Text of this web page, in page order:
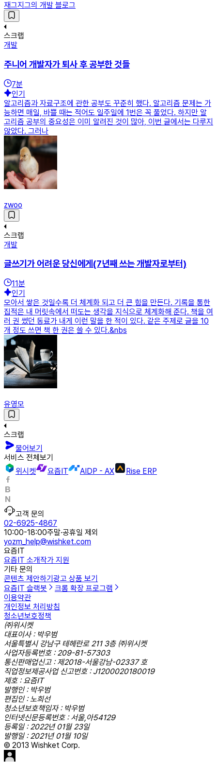
재그지그의 개발 블로그
스크랩
개발
주니어 개발자가 퇴사 후 공부한 것들
7분
인기
알고리즘과 자료구조에 관한 공부도 꾸준히 했다. 알고리즘 문제는 가
능하면 매일, 바쁠 때는 적어도 일주일에 1번은 꼭 풀었다. 하지만 알
고리즘 공부의 중요성은 이미 알려진 것이 많아, 이번 글에서는 다루지
않았다. 그러나
zwoo
스크랩
개발
글쓰기가 어려운 당신에게(7년째 쓰는 개발자로부터)
11분
인기
모아서 쌓은 것일수록 더 체계화 되고 더 큰 힘을 만든다. 기록을 통한
집적은 내 머릿속에서 떠도는 생각을 지식으로 체계화해 준다. 책을 여
러 권 썼던 동료가 내게 이런 말을 한 적이 있다. 같은 주제로 글을 10
개 정도 쓰면 책 한 권은 쓸 수 있다.&nbs
유영모
스크랩
물어보기
서비스 전체보기
위시켓
요즘IT AIDP - AX Rise ERP
고객 문의
02-6925-4867
10:00-18:00주말·공휴일 제외
yozm_help@wishket.com
요즘IT
요즘IT 소개작가 지원
기타 문의
콘텐츠 제안하기 광고 상품 보기
요즘IT 슬랙봇
크롬 확장 프로그램
이용약관
개인정보 처리방침
청소년보호정책
㈜위시켓
대표이사 : 박우범
서울특별시 강남구 테헤란로 211 3층 ㈜위시켓
사업자등록번호 : 209-81-57303
통신판매업신고 : 제2018-서울강남-02337 호
직업정보제공사업 신고번호 : J1200020180019
제호 : 요즘IT
발행인 : 박우범
편집인 : 노희선
청소년보호책임자 : 박우범
인터넷신문등록번호 : 서울,아54129
등록일 : 2022년 01월 23일
발행일 : 2021년 01월 10일
© 2013 Wishket Corp.